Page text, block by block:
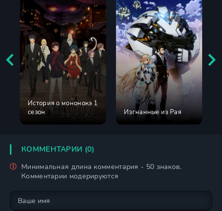
История о мононокэ 1
сезон
Изгнанные из Рая
КОММЕНТАРИИ (0)
Минимальная длина комментария - 50 знаков.
Комментарии модерируются